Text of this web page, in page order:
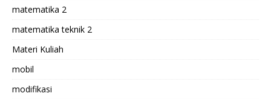
matematika 2
matematika teknik 2
Materi Kuliah
mobil
modifikasi